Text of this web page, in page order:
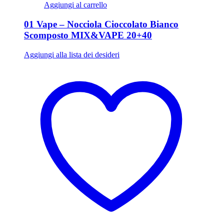
Aggiungi al carrello
01 Vape – Nocciola Cioccolato Bianco
Scomposto MIX&VAPE 20+40
Aggiungi alla lista dei desideri